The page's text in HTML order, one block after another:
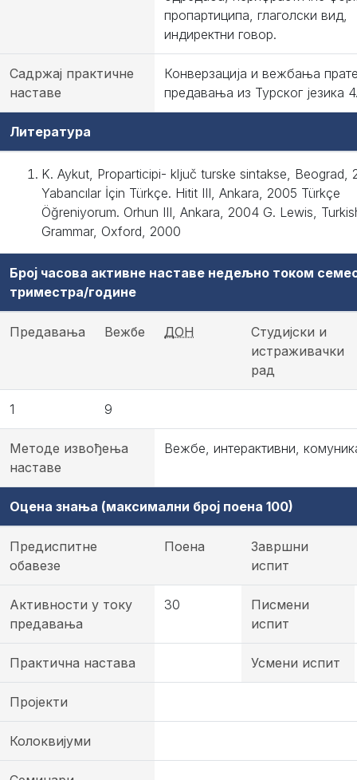
пропартиципа, глаголски вид,
индиректни говор.
Садржај практичне
наставе
Конверзација и вежбања
предавања из Турског језика
Литература
K. Aykut, Proparticipi- ključ turske sintakse, Beograd,
Yabancılar İçin Türkçe. Hitit III, Ankara, 2005 Türkçe
Öğreniyorum. Orhun III, Ankara, 2004 G. Lewis,
Grammar, Oxford, 2000
Број часова активне наставе недељно током
триместра/године
Предавања Вежбе ДОН
Студијски и
истраживачки
рад
1 9
Методе извођења
наставе
Вежбе, интерактивни,
Оцена знања (максимални број поена 100)
Предиспитне
обавезе
Поена
Завршни
испит
Активности у току
предавања
30
Писмени
испит
Практична настава Усмени испит
Пројекти
Колоквијуми